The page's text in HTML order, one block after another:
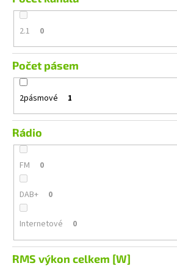
2.1 0
Počet pásem
2pásmové 1
Rádio
FM 0
DAB+ 0
Internetové 0
RMS výkon celkem [W]